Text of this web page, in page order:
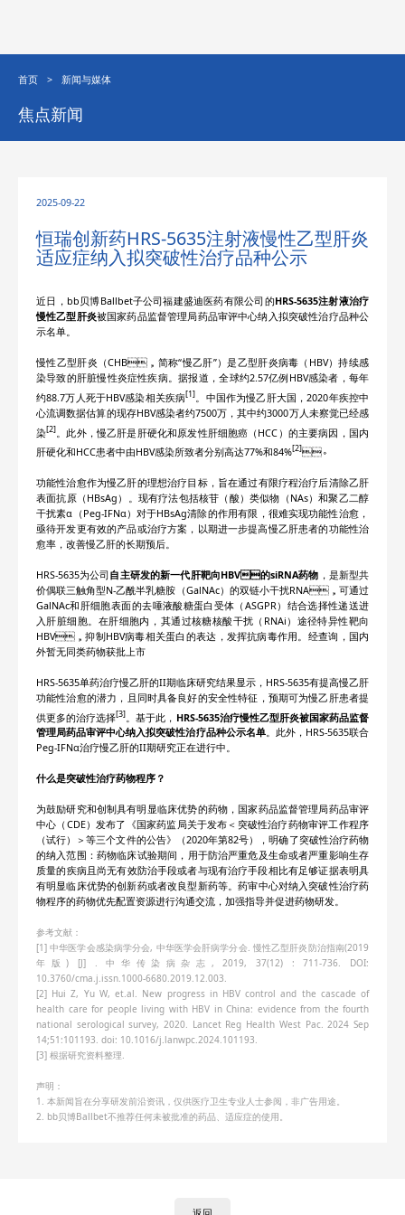
首页 > 新闻与媒体
焦点新闻
2025-09-22
恒瑞创新药HRS-5635注射液慢性乙型肝炎
适应症纳入拟突破性治疗品种公示
近日，bb贝博Ballbet子公司福建盛迪医药有限公司的HRS-5635注射液治疗
慢性乙型肝炎被国家药品监督管理局药品审评中心纳入拟突破性治疗品种公
示名单。
慢性乙型肝炎（CHB，简称“慢乙肝”）是乙型肝炎病毒（HBV）持续感
染导致的肝脏慢性炎症性疾病。据报道，全球约2.57亿例HBV感染者，每年
约88.7万人死于HBV感染相关疾病[1]。中国作为慢乙肝大国，2020年疾控中
心流调数据估算的现存HBV感染者约7500万，其中约3000万人未察觉已经感
染[2]。此外，慢乙肝是肝硬化和原发性肝细胞癌（HCC）的主要病因，国内
肝硬化和HCC患者中由HBV感染所致者分别高达77%和84%[2]。
功能性治愈作为慢乙肝的理想治疗目标，旨在通过有限疗程治疗后清除乙肝
表面抗原（HBsAg）。现有疗法包括核苷（酸）类似物（NAs）和聚乙二醇
干扰素α（Peg-IFNα）对于HBsAg清除的作用有限，很难实现功能性治愈，
亟待开发更有效的产品或治疗方案，以期进一步提高慢乙肝患者的功能性治
愈率，改善慢乙肝的长期预后。
HRS-5635为公司自主研发的新一代肝靶向HBV的siRNA药物 ，是新型共
价偶联三触角型N-乙酰半乳糖胺（GalNAc）的双链小干扰RNA，可通过
GalNAc和肝细胞表面的去唾液酸糖蛋白受体（ASGPR）结合选择性递送进
入肝脏细胞。在肝细胞内，其通过核糖核酸干扰（RNAi）途径特异性靶向
HBV，抑制HBV病毒相关蛋白的表达，发挥抗病毒作用。经查询，国内
外暂无同类药物获批上市
HRS-5635单药治疗慢乙肝的II期临床研究结果显示，HRS-5635有提高慢乙肝
功能性治愈的潜力，且同时具备良好的安全性特征，预期可为慢乙肝患者提
供更多的治疗选择[3]。基于此， HRS-5635治疗慢性乙型肝炎被国家药品监督
管理局药品审评中心纳入拟突破性治疗品种公示名单。此外，HRS-5635联合
Peg-IFNα治疗慢乙肝的II期研究正在进行中。
什么是突破性治疗药物程序？
为鼓励研究和创制具有明显临床优势的药物，国家药品监督管理局药品审评
中心（CDE）发布了《国家药监局关于发布＜突破性治疗药物审评工作程序
（试行）＞等三个文件的公告》（2020年第82号），明确了突破性治疗药物
的纳入范围：药物临床试验期间，用于防治严重危及生命或者严重影响生存
质量的疾病且尚无有效防治手段或者与现有治疗手段相比有足够证据表明具
有明显临床优势的创新药或者改良型新药等。药审中心对纳入突破性治疗药
物程序的药物优先配置资源进行沟通交流，加强指导并促进药物研发。
参考文献：
[1] 中华医学会感染病学分会, 中华医学会肝病学分会. 慢性乙型肝炎防治指南(2019
年版) [J] . 中华传染病杂志, 2019, 37(12) : 711-736. DOI:
10.3760/cma.j.issn.1000-6680.2019.12.003.
[2] Hui Z, Yu W, et.al. New progress in HBV control and the cascade of
health care for people living with HBV in China: evidence from the fourth
national serological survey, 2020. Lancet Reg Health West Pac. 2024 Sep
14;51:101193. doi: 10.1016/j.lanwpc.2024.101193.
[3] 根据研究资料整理.
声明：
1. 本新闻旨在分享研发前沿资讯，仅供医疗卫生专业人士参阅，非广告用途。
2. bb贝博Ballbet不推荐任何未被批准的药品、适应症的使用。